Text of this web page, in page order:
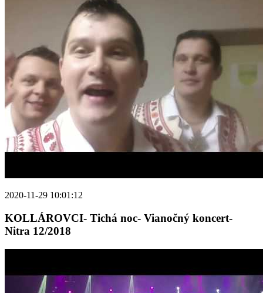
2020-11-29 10:01:12
KOLLÁROVCI- Tichá noc- Vianočný koncert-
Nitra 12/2018